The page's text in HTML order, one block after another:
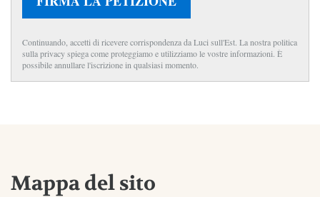
Continuando, accetti di ricevere corrispondenza da Luci sull'Est. La nostra politica
sulla privacy spiega come proteggiamo e utilizziamo le vostre informazioni. È
possibile annullare l'iscrizione in qualsiasi momento.
Mappa del sito